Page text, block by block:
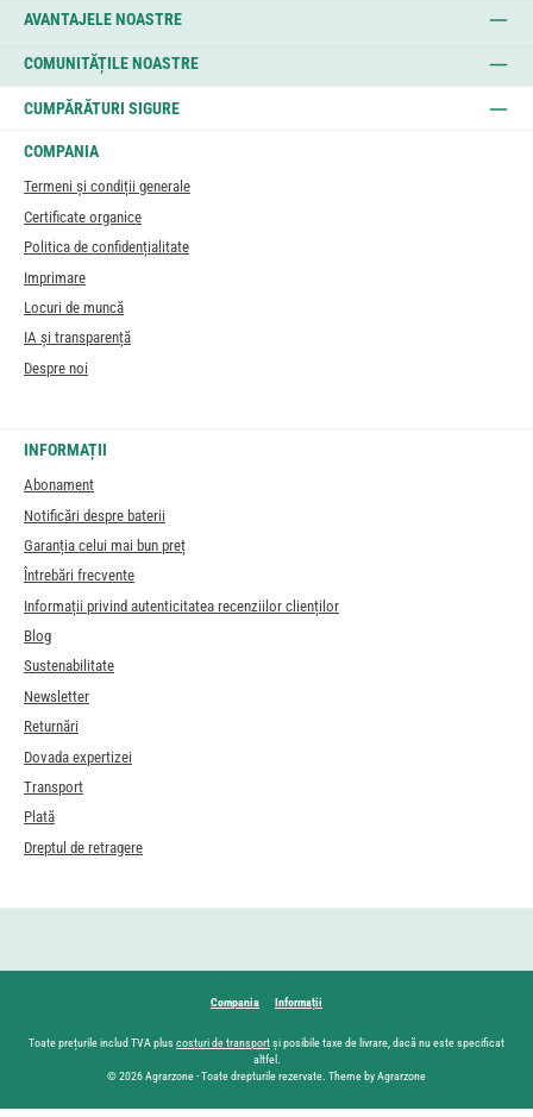
AVANTAJELE NOASTRE
COMUNITĂȚILE NOASTRE
CUMPĂRĂTURI SIGURE
COMPANIA
Termeni și condiții generale
Certificate organice
Politica de confidențialitate
Imprimare
Locuri de muncă
IA și transparență
Despre noi
INFORMAȚII
Abonament
Notificări despre baterii
Garanția celui mai bun preț
Întrebări frecvente
Informații privind autenticitatea recenziilor clienților
Blog
Sustenabilitate
Newsletter
Returnări
Dovada expertizei
Transport
Plată
Dreptul de retragere
Compania Informații
Toate prețurile includ TVA plus costuri de transportși posibile taxe de livrare, dacă nu este specificat
altfel.
© 2026 Agrarzone - Toate drepturile rezervate. Theme by Agrarzone